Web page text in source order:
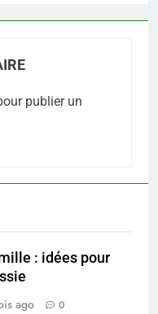
publier un
: idées pour
ago 0
de l’oreille :
faut savoir sur les